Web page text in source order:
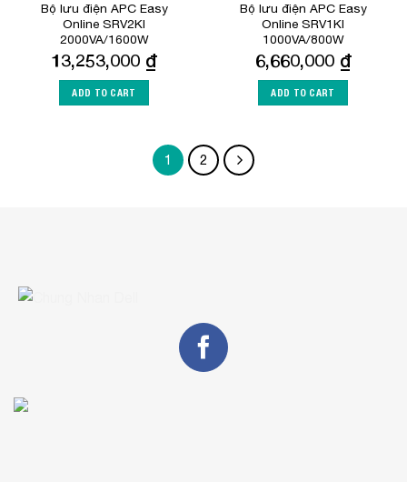
Bộ lưu điện APC Easy
Online SRV2KI
2000VA/1600W
13,253,000 ₫
ADD TO CART
Bộ lưu điện APC Easy
Online SRV1KI
1000VA/800W
6,660,000 ₫
ADD TO CART
1 2